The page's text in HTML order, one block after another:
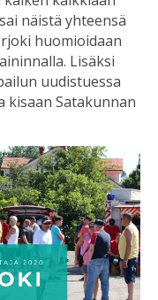
näistä yhteensä
huomioidaan
Lisäksi
uudistuessa
kisaan Satakunnan